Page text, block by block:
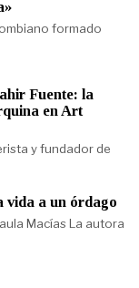
formado
Fuente: la
en Art
y fundador de
vida a un órdago
Macías La autora